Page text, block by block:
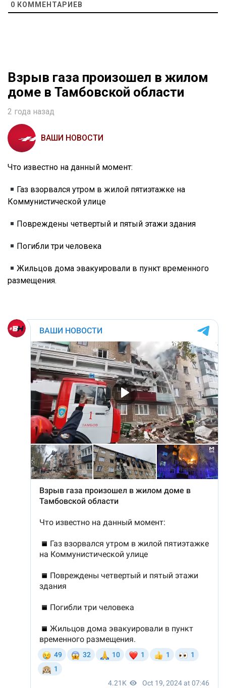
0 КОММЕНТАРИЕВ
Взрыв газа произошел в жилом
доме в Тамбовской области
2 года назад
ВАШИ НОВОСТИ
Что известно на данный момент:
Газ взорвался утром в жилой пятиэтажке на
Коммунистической улице
Повреждены четвертый и пятый этажи здания
Погибли три человека
Жильцов дома эвакуировали в пункт временного
размещения.